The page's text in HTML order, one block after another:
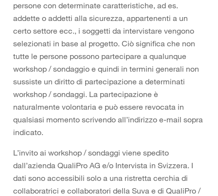
persone con determinate caratteristiche, ad es.
addette o addetti alla sicurezza, appartenenti a un
certo settore ecc., i soggetti da intervistare vengono
selezionati in base al progetto. Ciò significa che non
tutte le persone possono partecipare a qualunque
workshop / sondaggio e quindi in termini generali non
sussiste un diritto di partecipazione a determinati
workshop / sondaggi. La partecipazione è
naturalmente volontaria e può essere revocata in
qualsiasi momento scrivendo all’indirizzo e-mail sopra
indicato.
L’invito ai workshop / sondaggi viene spedito
dall’azienda QualiPro AG e/o Intervista in Svizzera. I
dati sono accessibili solo a una ristretta cerchia di
collaboratrici e collaboratori della Suva e di QualiPro /